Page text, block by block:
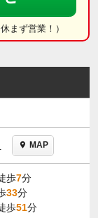
まず営業！）
MAP
歩7分
33分
歩51分